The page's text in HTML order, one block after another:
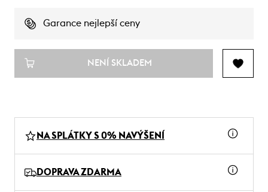
Garance nejlepší ceny
NENÍ SKLADEM
NA SPLÁTKY S 0% NAVÝŠENÍ
DOPRAVA ZDARMA